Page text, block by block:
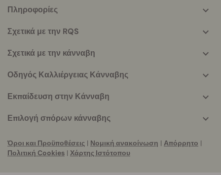
More
info
Πληροφορίες
Σχετικά με την RQS
Σχετικά με την κάνναβη
Οδηγός Καλλιέργειας Κάνναβης
Εκπαίδευση στην Κάνναβη
Επιλογή σπόρων κάνναβης
Όροι και Προϋποθέσεις | Νομική ανακοίνωση | Απόρρητο |
Πολιτική Cookies | Χάρτης Ιστότοπου